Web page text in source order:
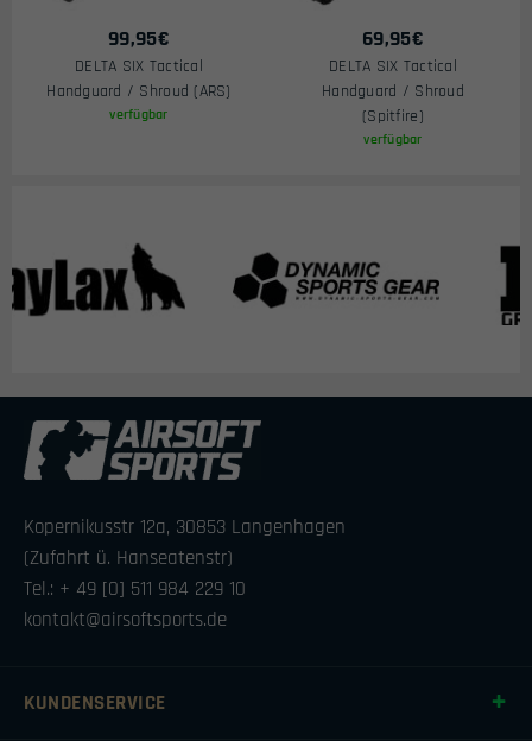
99,95€
DELTA SIX Tactical
Handguard / Shroud (ARS)
verfügbar
69,95€
DELTA SIX Tactical
Handguard / Shroud
(Spitfire)
verfügbar
Kopernikusstr 12a, 30853 Langenhagen
(Zufahrt ü. Hanseatenstr)
Tel.: + 49 [0] 511 984 229 10
kontakt@airsoftsports.de
KUNDENSERVICE